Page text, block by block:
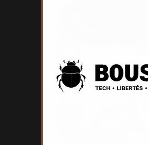
Terra Mimbusia
Samedi 3etDimanche 4 octobre
SALONS & CONVENTIONS GEEKS